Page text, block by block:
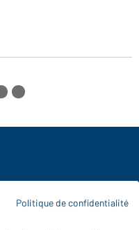
Politique de confidentialité